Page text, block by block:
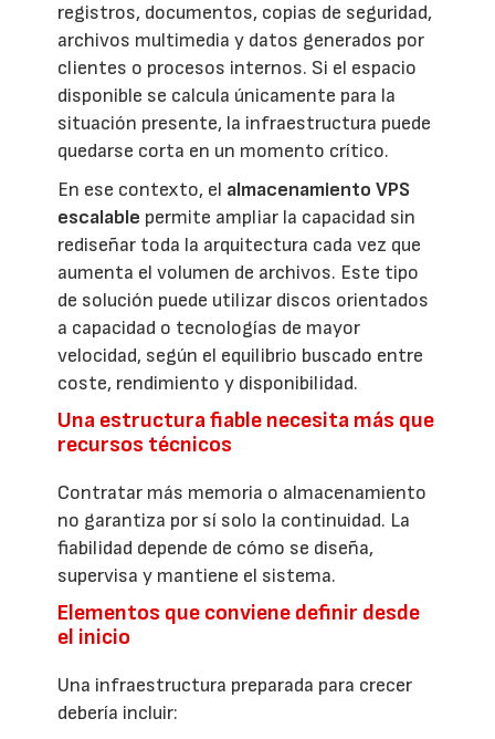
registros, documentos, copias de seguridad,
archivos multimedia y datos generados por
clientes o procesos internos. Si el espacio
disponible se calcula únicamente para la
situación presente, la infraestructura puede
quedarse corta en un momento crítico.
En ese contexto, el almacenamiento VPS
escalable permite ampliar la capacidad sin
rediseñar toda la arquitectura cada vez que
aumenta el volumen de archivos. Este tipo
de solución puede utilizar discos orientados
a capacidad o tecnologías de mayor
velocidad, según el equilibrio buscado entre
coste, rendimiento y disponibilidad.
Una estructura fiable necesita más que
recursos técnicos
Contratar más memoria o almacenamiento
no garantiza por sí solo la continuidad. La
fiabilidad depende de cómo se diseña,
supervisa y mantiene el sistema.
Elementos que conviene definir desde
el inicio
Una infraestructura preparada para crecer
debería incluir: